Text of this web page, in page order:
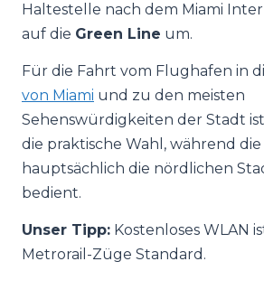
Haltestelle nach dem Miami
auf die Green Line um.
Für die Fahrt vom Flughafen in
von Miami und zu den meisten
Sehenswürdigkeiten der Stadt
die praktische Wahl, während die
hauptsächlich die nördlichen
bedient.
Unser Tipp: Kostenloses WLAN
Metrorail-Züge Standard.